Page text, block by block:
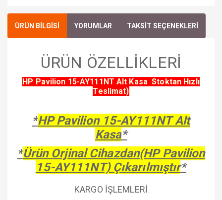
ÜRÜN BİLGİSİ YORUMLAR TAKSİT SEÇENEKLERİ
ÜRÜN ÖZELLİKLERİ
HP Pavilion 15-AY111NT Alt Kasa Stoktan Hızlı
Teslimat)
*HP Pavilion 15-AY111NT Alt
Kasa*
*Ürün Orjinal Cihazdan(HP Pavilion
15-AY111NT) Çıkarılmıştır*
KARGO İŞLEMLERİ